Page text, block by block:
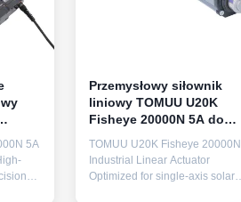
5A
Przemysłowy siłownik
liniowy TOMUU U20K
Fisheye 20000N 5A do
jednoosiowego trackera
słonecznego
TOMUU U20K Fisheye
Industrial Linear Actuator
Optimized for single-axis solar